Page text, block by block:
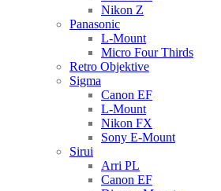
Nikon Z
Panasonic
L-Mount
Micro Four Thirds
Retro Objektive
Sigma
Canon EF
L-Mount
Nikon FX
Sony E-Mount
Sirui
Arri PL
Canon EF